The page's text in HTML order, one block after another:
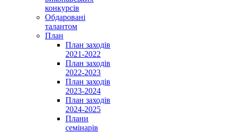
конкурсів
Обдаровані
талантом
План
План заходів
2021-2022
План заходів
2022-2023
План заходів
2023-2024
План заходів
2024-2025
Плани
семінарів